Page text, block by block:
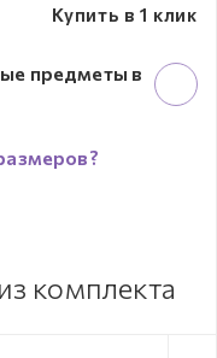
Купить в 1 клик
предметы в
комплекта